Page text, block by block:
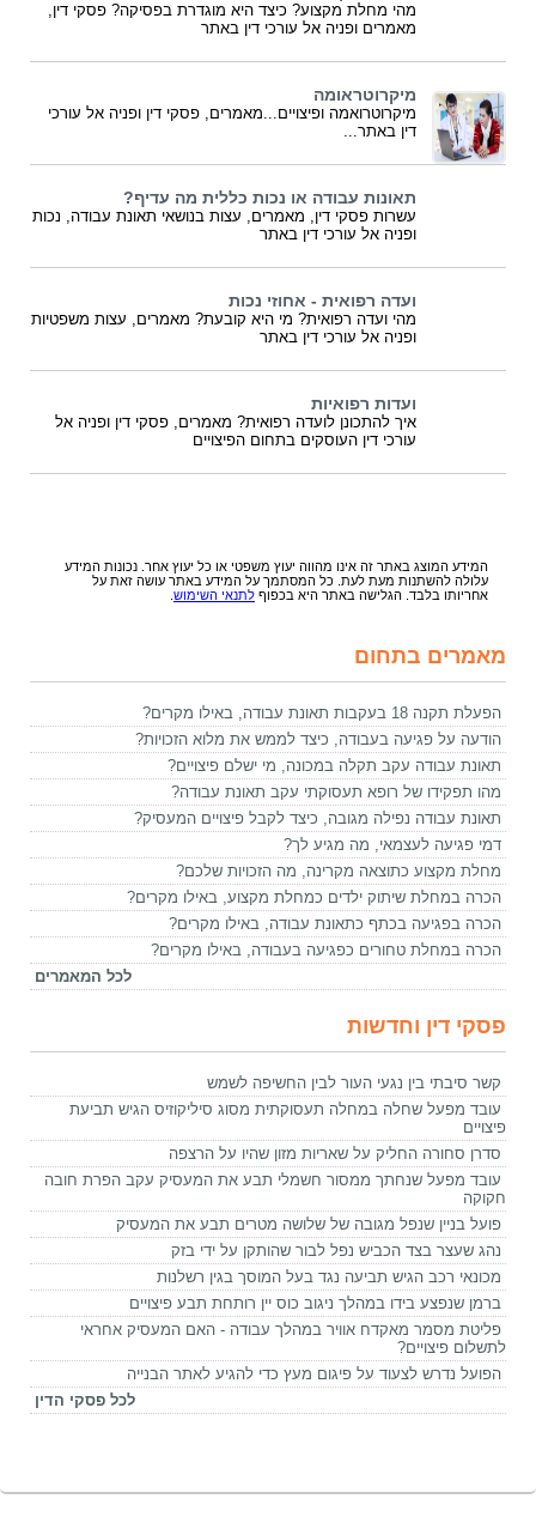
מהי מחלת מקצוע? כיצד היא מוגדרת בפסיקה? פסקי דין,
מאמרים ופניה אל עורכי דין באתר
מיקרוטראומה
מיקרוטרואמה ופיצויים...מאמרים, פסקי דין ופניה אל עורכי
דין באתר...
תאונות עבודה או נכות כללית מה עדיף?
עשרות פסקי דין, מאמרים, עצות בנושאי תאונת עבודה, נכות
ופניה אל עורכי דין באתר
ועדה רפואית - אחוזי נכות
מהי ועדה רפואית? מי היא קובעת? מאמרים, עצות משפטיות
ופניה אל עורכי דין באתר
ועדות רפואיות
איך להתכונן לועדה רפואית? מאמרים, פסקי דין ופניה אל
עורכי דין העוסקים בתחום הפיצויים
המידע המוצג באתר זה אינו מהווה יעוץ משפטי או כל יעוץ אחר. נכונות המידע
עלולה להשתנות מעת לעת. כל המסתמך על המידע באתר עושה זאת על
אחריותו בלבד. הגלישה באתר היא בכפוף לתנאי השימוש
מאמרים בתחום
הפעלת תקנה 18 בעקבות תאונת עבודה, באילו מקרים?
הודעה על פגיעה בעבודה, כיצד לממש את מלוא הזכויות?
תאונת עבודה עקב תקלה במכונה, מי ישלם פיצויים?
מהו תפקידו של רופא תעסוקתי עקב תאונת עבודה?
תאונת עבודה נפילה מגובה, כיצד לקבל פיצויים המעסיק?
דמי פגיעה לעצמאי, מה מגיע לך?
מחלת מקצוע כתוצאה מקרינה, מה הזכויות שלכם?
הכרה במחלת שיתוק ילדים כמחלת מקצוע, באילו מקרים?
הכרה בפגיעה בכתף כתאונת עבודה, באילו מקרים?
הכרה במחלת טחורים כפגיעה בעבודה, באילו מקרים?
לכל המאמרים
פסקי דין וחדשות
קשר סיבתי בין נגעי העור לבין החשיפה לשמש
עובד מפעל שחלה במחלה תעסוקתית מסוג סיליקוזיס הגיש תביעת
פיצויים
סדרן סחורה החליק על שאריות מזון שהיו על הרצפה
עובד מפעל שנחתך ממסור חשמלי תבע את המעסיק עקב הפרת חובה
חקוקה
פועל בניין שנפל מגובה של שלושה מטרים תבע את המעסיק
נהג שעצר בצד הכביש נפל לבור שהותקן על ידי בזק
מכונאי רכב הגיש תביעה נגד בעל המוסך בגין רשלנות
ברמן שנפצע בידו במהלך ניגוב כוס יין רותחת תבע פיצויים
פליטת מסמר מאקדח אוויר במהלך עבודה - האם המעסיק אחראי
לתשלום פיצויים?
הפועל נדרש לצעוד על פיגום מעץ כדי להגיע לאתר הבנייה
לכל פסקי הדין